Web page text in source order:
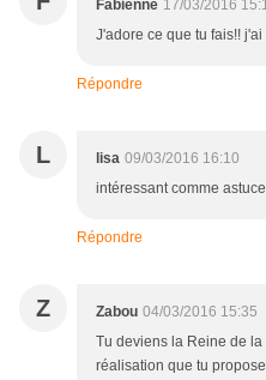
Fabienne 17/03/2016
J'adore ce que tu fais!!
Répondre
L lisa 09/03/2016 16:10
intéressant comme astuce
Répondre
Z Zabou 04/03/2016 15:35
Tu deviens la Reine de
réalisation que tu